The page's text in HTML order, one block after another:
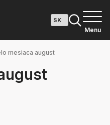
Menu
mesiaca august